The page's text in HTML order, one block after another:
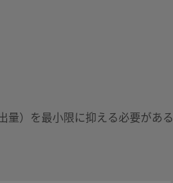
量）を最小限に抑える必要がある